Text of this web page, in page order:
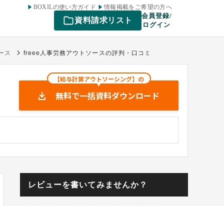
BOXILの使い方ガイド 情報掲載をご希望の方へ
資料請求リスト
会員登録/
ログイン
ス freee人事労務アウトソースの評判・口コミ
【給与計算アウトソーシング】の
無料で一括資料ダウンロード
レビューを書いてみませんか？